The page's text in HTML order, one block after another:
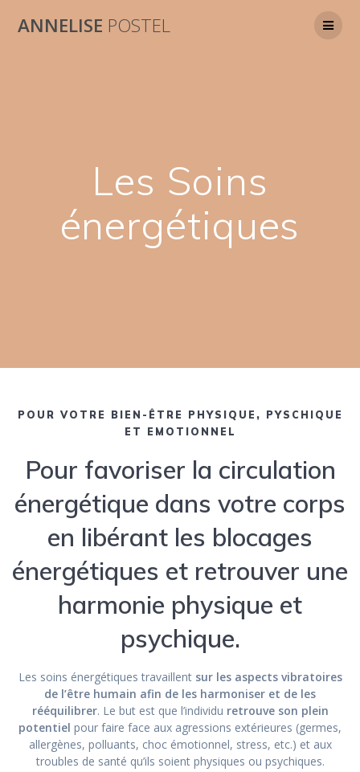
ANNELISE POSTEL
Les Soins
énergétiques
POUR VOTRE BIEN-ÊTRE PHYSIQUE, PYSCHIQUE
ET EMOTIONNEL
Pour favoriser la circulation
énergétique dans votre corps
en libérant les blocages
énergétiques et retrouver une
harmonie physique et
psychique.
Les soins énergétiques travaillent sur les aspects vibratoires
de l’être humain afin de les harmoniser et de les
rééquilibrer. Le but est que l’individu retrouve son plein
potentiel pour faire face aux agressions extérieures (germes,
allergènes, polluants, choc émotionnel, stress, etc.) et aux
troubles de santé qu’ils soient physiques ou psychiques.